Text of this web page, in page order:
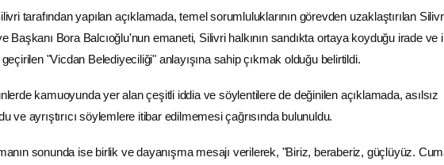
tarafından yapılan açıklamada, temel sorumluluklarının görevden uzaklaştırılan
Başkanı Bora Balcıoğlu'nun emaneti, Silivri halkının sandıkta ortaya koyduğu irade ve
"Vicdan Belediyeciliği" anlayışına sahip çıkmak olduğu belirtildi.
kamuoyunda yer alan çeşitli iddia ve söylentilere de değinilen açıklamada, asılsız
ve ayrıştırıcı söylemlere itibar edilmemesi çağrısında bulunuldu.
sonunda ise birlik ve dayanışma mesajı verilerek, "Biriz, beraberiz, güçlüyüz.